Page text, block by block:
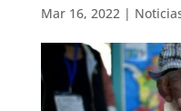
Mar 16, 2022|